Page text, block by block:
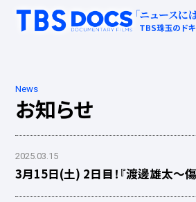
News
お知らせ
2025.03.15
3月15日(土) 2日目！『渡邊雄太～